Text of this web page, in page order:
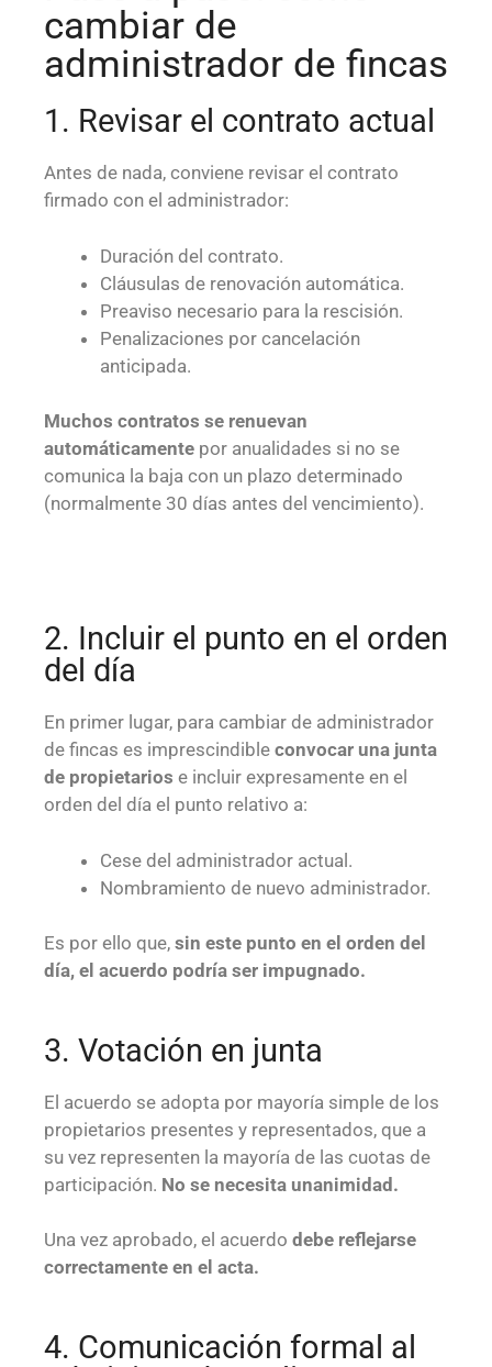
cambiar de
administrador de fincas
1. Revisar el contrato actual
Antes de nada, conviene revisar el contrato
firmado con el administrador:
Duración del contrato.
Cláusulas de renovación automática.
Preaviso necesario para la rescisión.
Penalizaciones por cancelación
anticipada.
Muchos contratos se renuevan
automáticamente por anualidades si no se
comunica la baja con un plazo determinado
(normalmente 30 días antes del vencimiento).
2. Incluir el punto en el orden
del día
En primer lugar, para cambiar de administrador
de fincas es imprescindible convocar una junta
de propietarios e incluir expresamente en el
orden del día el punto relativo a:
Cese del administrador actual.
Nombramiento de nuevo administrador.
Es por ello que, sin este punto en el orden del
día, el acuerdo podría ser impugnado.
3. Votación en junta
El acuerdo se adopta por mayoría simple de los
propietarios presentes y representados, que a
su vez representen la mayoría de las cuotas de
participación. No se necesita unanimidad.
Una vez aprobado, el acuerdo debe reflejarse
correctamente en el acta.
4. Comunicación formal al